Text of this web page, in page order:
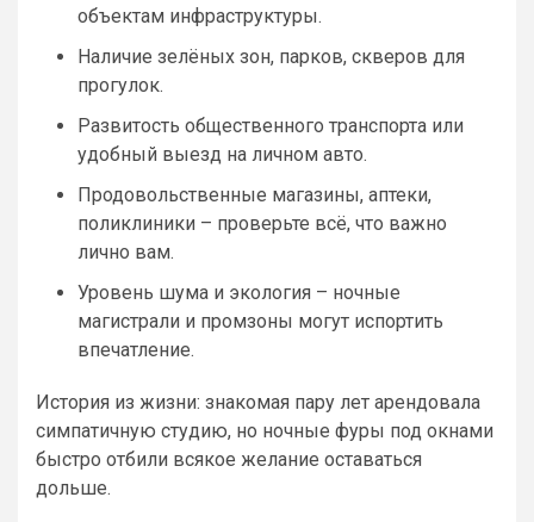
объектам инфраструктуры.
Наличие зелёных зон, парков, скверов для
прогулок.
Развитость общественного транспорта или
удобный выезд на личном авто.
Продовольственные магазины, аптеки,
поликлиники – проверьте всё, что важно
лично вам.
Уровень шума и экология – ночные
магистрали и промзоны могут испортить
впечатление.
История из жизни: знакомая пару лет арендовала
симпатичную студию, но ночные фуры под окнами
быстро отбили всякое желание оставаться
дольше.